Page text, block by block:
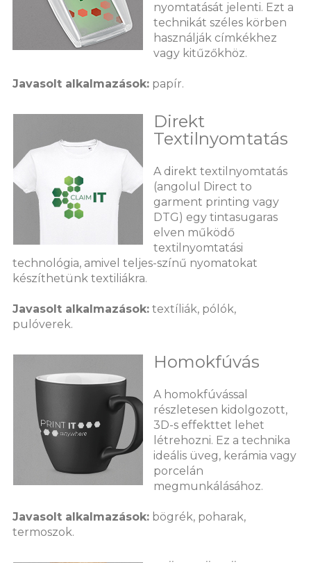
nyomtatását jelenti. Ezt a
technikát széles körben
használják címkékhez
vagy kitűzőkhöz.
Javasolt alkalmazások:papír.
Direkt
Textilnyomtatás
A direkt textilnyomtatás
(angolul Direct to
garment printing vagy
DTG) egy tintasugaras
elven működő
textilnyomtatási
technológia, amivel teljes-színű nyomatokat
készíthetünk textiliákra.
Javasolt alkalmazások:textíliák, pólók,
pulóverek.
Homokfúvás
A homokfúvással
részletesen kidolgozott,
3D-s effekttet lehet
létrehozni. Ez a technika
ideális üveg, kerámia vagy
porcelán
megmunkálásához.
Javasolt alkalmazások:bögrék, poharak,
termoszok.